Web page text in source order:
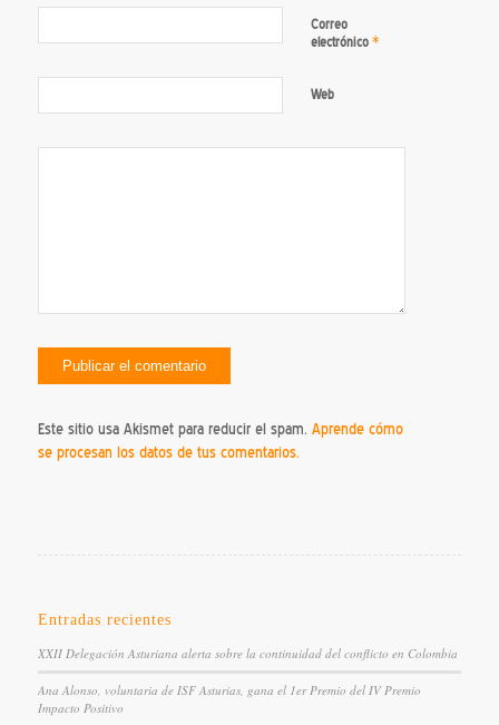
Correo
electrónico *
Web
Este sitio usa Akismet para reducir el spam. Aprende cómo
se procesan los datos de tus comentarios.
Entradas recientes
XXII Delegación Asturiana alerta sobre la continuidad del conflicto en Colombia
Ana Alonso, voluntaria de ISF Asturias, gana el 1er Premio del IV Premio
Impacto Positivo